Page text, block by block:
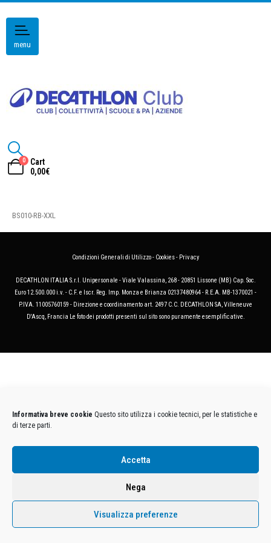
Informativa breve cookie Questo sito utilizza i cookie tecnici, per le statistiche e
di terze parti.
Accetta
Nega
Visualizza preferenze
menu
0
Cart
0,00€
BS010-RB-XXL
Condizioni Generali di Utilizzo- Cookies- Privacy
DECATHLON ITALIA S.r.l. Unipersonale - Viale Valassina, 268 - 20851 Lissone (MB) Cap. Soc.
Euro 12.500.000 i.v. - C.F. e Iscr. Reg. Imp. Monza e Brianza 02137480964 - R.E.A. MB-1370021 -
P.IVA. 11005760159 - Direzione e coordinamento art. 2497 C.C. DECATHLON SA, Villeneuve
D'Ascq, Francia Le foto dei prodotti presenti sul sito sono puramente esemplificative.